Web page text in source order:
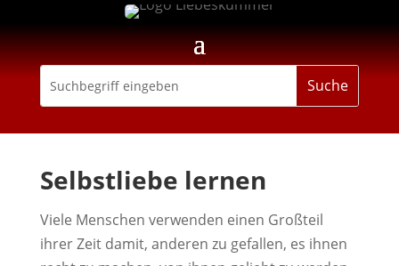
Selbstliebe lernen
Viele Menschen verwenden einen Großteil
ihrer Zeit damit, anderen zu gefallen, es ihnen